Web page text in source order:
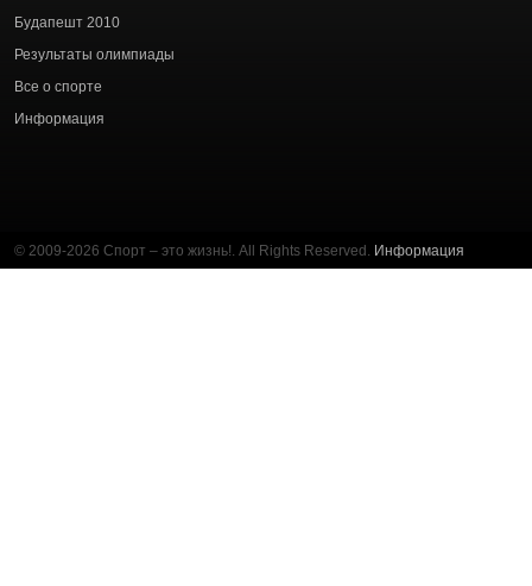
Будапешт 2010
Результаты олимпиады
Все о спорте
Информация
© 2009-2026 Спорт – это жизнь!. All Rights Reserved. Информация